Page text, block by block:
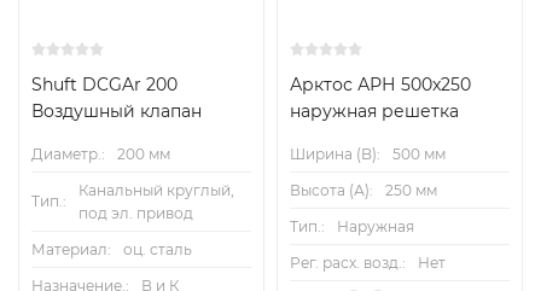
Shuft DCGAr 200
Воздушный клапан
Диаметр.: 200 мм
Тип.:
Канальный круглый,
под эл. привод
Материал:
оц. сталь
Назначение.:
В и К
Арктос АРН 500x250
наружная решетка
Ширина (B):
500 мм
Высота (А):
250 мм
Тип.:
Наружная
Рег. расх. возд.:
Нет